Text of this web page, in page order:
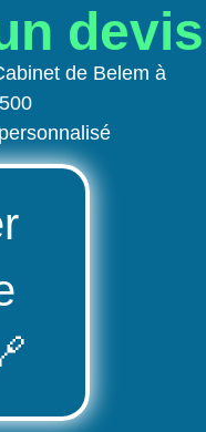
devis
de Belem à